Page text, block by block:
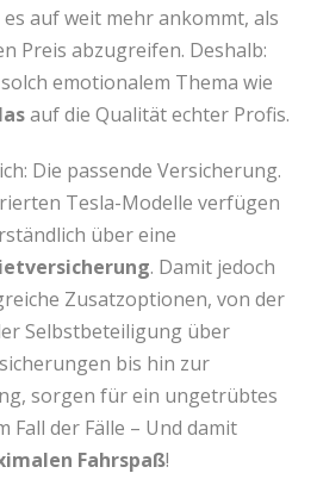
auf weit mehr ankommt, als
Preis abzugreifen. Deshalb:
emotionalem Thema wie
auf die Qualität echter Profis.
Die passende Versicherung.
Tesla-Modelle verfügen
über eine
. Damit jedoch
Zusatzoptionen, von der
Selbstbeteiligung über
bis hin zur
sorgen für ein ungetrübtes
Fall der Fälle – Und damit
Fahrspaß!